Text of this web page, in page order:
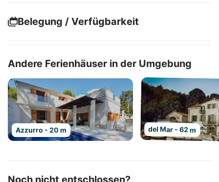
Belegung / Verfügbarkeit
Andere Ferienhäuser in der Umgebung
Azzurro - 20 m del Mar - 62 m
Noch nicht entschlossen?